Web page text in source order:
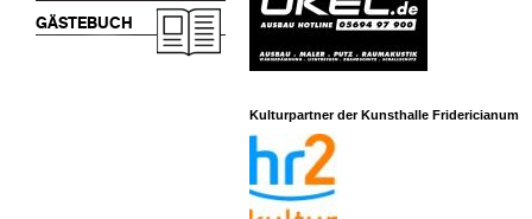
GÄSTEBUCH
Kulturpartner der Kunsthalle Fridericianum